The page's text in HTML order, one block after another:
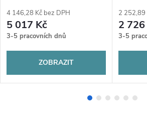
4 146,28 Kč bez DPH
5 017 Kč
3-5 pracovních dnů
ZOBRAZIT
2 252,89
2 726
3-5